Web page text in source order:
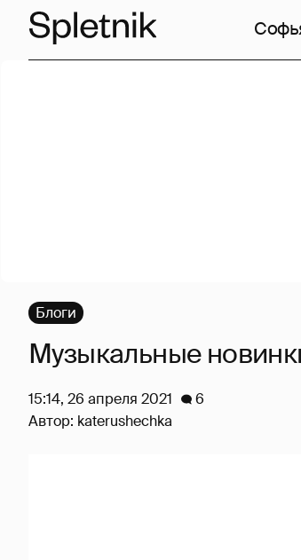
Блоги
Музыкальные
15:14, 26 апреля 2021
6
Автор: katerushechka